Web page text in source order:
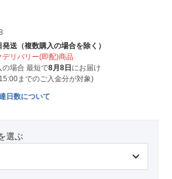
送（複数購入の場合を除く）
デリバリー(即配)商品
の場合 最短で8月8日 にお届け
までのご入金分が対象)
日数について
選ぶ